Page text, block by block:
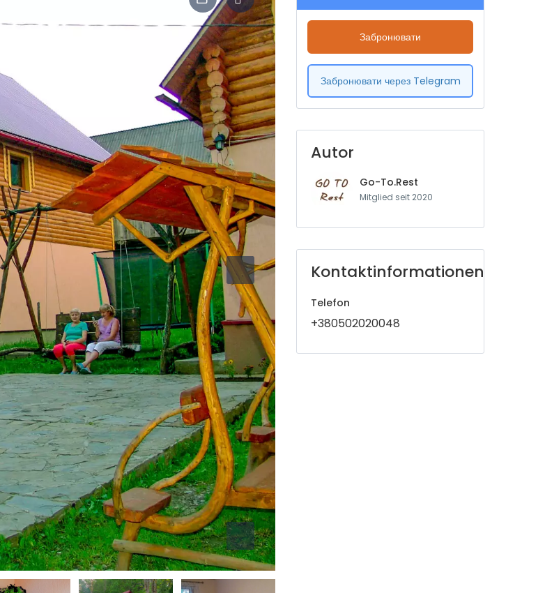
Забронювати
Забронювати через Telegram
Autor
Go-To.Rest
Mitglied seit 2020
Kontaktinformationen
Telefon
+380502020048